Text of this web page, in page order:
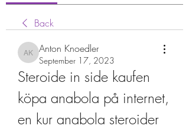
Back
Anton Knoedler
Anton Knoedler
September 17, 2023
Steroide in side kaufen
köpa anabola på internet,
en kur anabola steroider